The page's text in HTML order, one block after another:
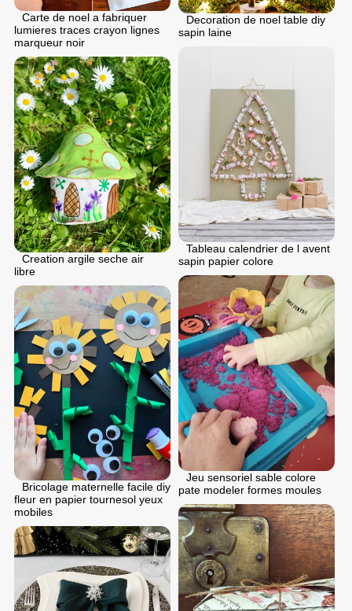
Decoration de noel table diy
sapin laine
Carte de noel a fabriquer
lumieres traces crayon lignes
marqueur noir
Tableau calendrier de l avent
sapin papier colore
Creation argile seche air
libre
Jeu sensoriel sable colore
pate modeler formes moules
Bricolage maternelle facile diy
fleur en papier tournesol yeux
mobiles